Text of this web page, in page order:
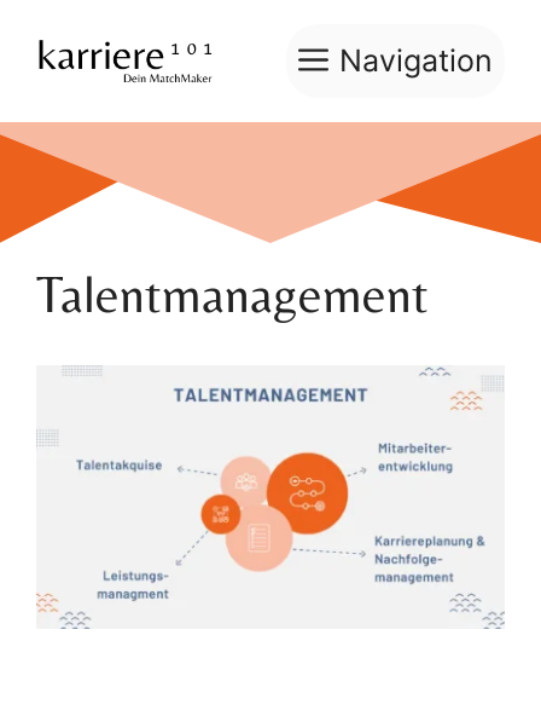
Inhalt
springen
Navigation
Talentmanagement